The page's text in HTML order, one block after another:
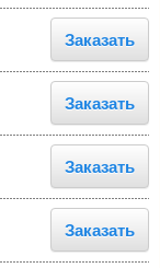
Заказать
Заказать
Заказать
Заказать